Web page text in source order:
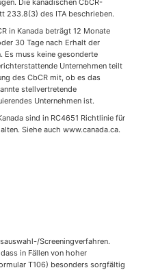
Die kanadischen CbCR-
233.8(3) des ITA beschrieben.
in Kanada beträgt 12 Monate
30 Tage nach Erhalt der
Es muss keine gesonderte
Unternehmen teilt
des CbCR mit, ob es das
stellvertretende
Unternehmen ist.
sind in RC4651 Richtlinie für
Siehe auch www.canada.ca.
Screeningverfahren.
in Fällen von hoher
T106) besonders sorgfältig